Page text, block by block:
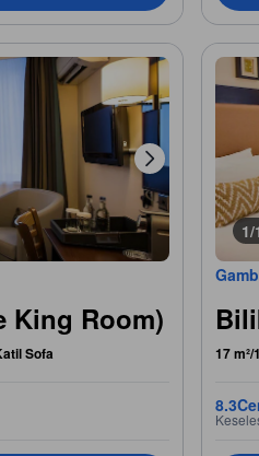
King Room)
Sofa
1/
17
8.3